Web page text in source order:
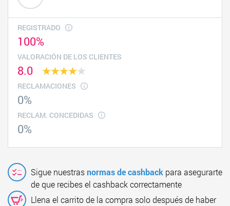
REGISTRADO
100%
VALORACIÓN DE LOS CLIENTES
8.0
RECLAMACIONES
0%
RECLAM. CONCEDIDAS
0%
Sigue nuestrasnormas de cashback para asegurarte
de que recibes el cashback correctamente
Llena el carrito de la compra solo después de haber